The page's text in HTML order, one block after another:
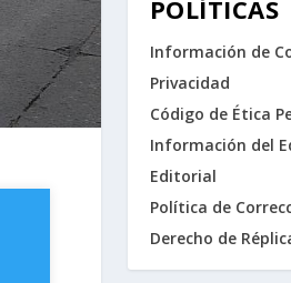
POLÍTICAS
Información de
Privacidad
Código de Ética
Información del
Editorial
Política de
Derecho de